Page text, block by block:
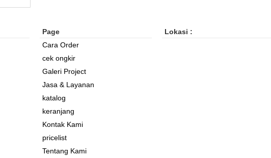
Page
Cara Order
cek ongkir
Galeri Project
Jasa & Layanan
katalog
keranjang
Kontak Kami
pricelist
Tentang Kami
Lokasi :